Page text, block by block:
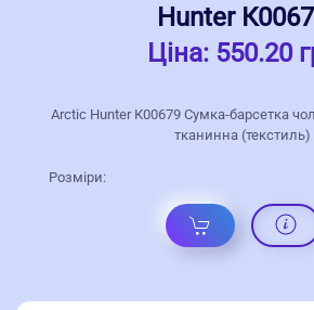
Hunter
Ціна: 550.20
Arctic Hunter К00679 Сумка-барсетка
тканинна (текстиль)
Розміри: